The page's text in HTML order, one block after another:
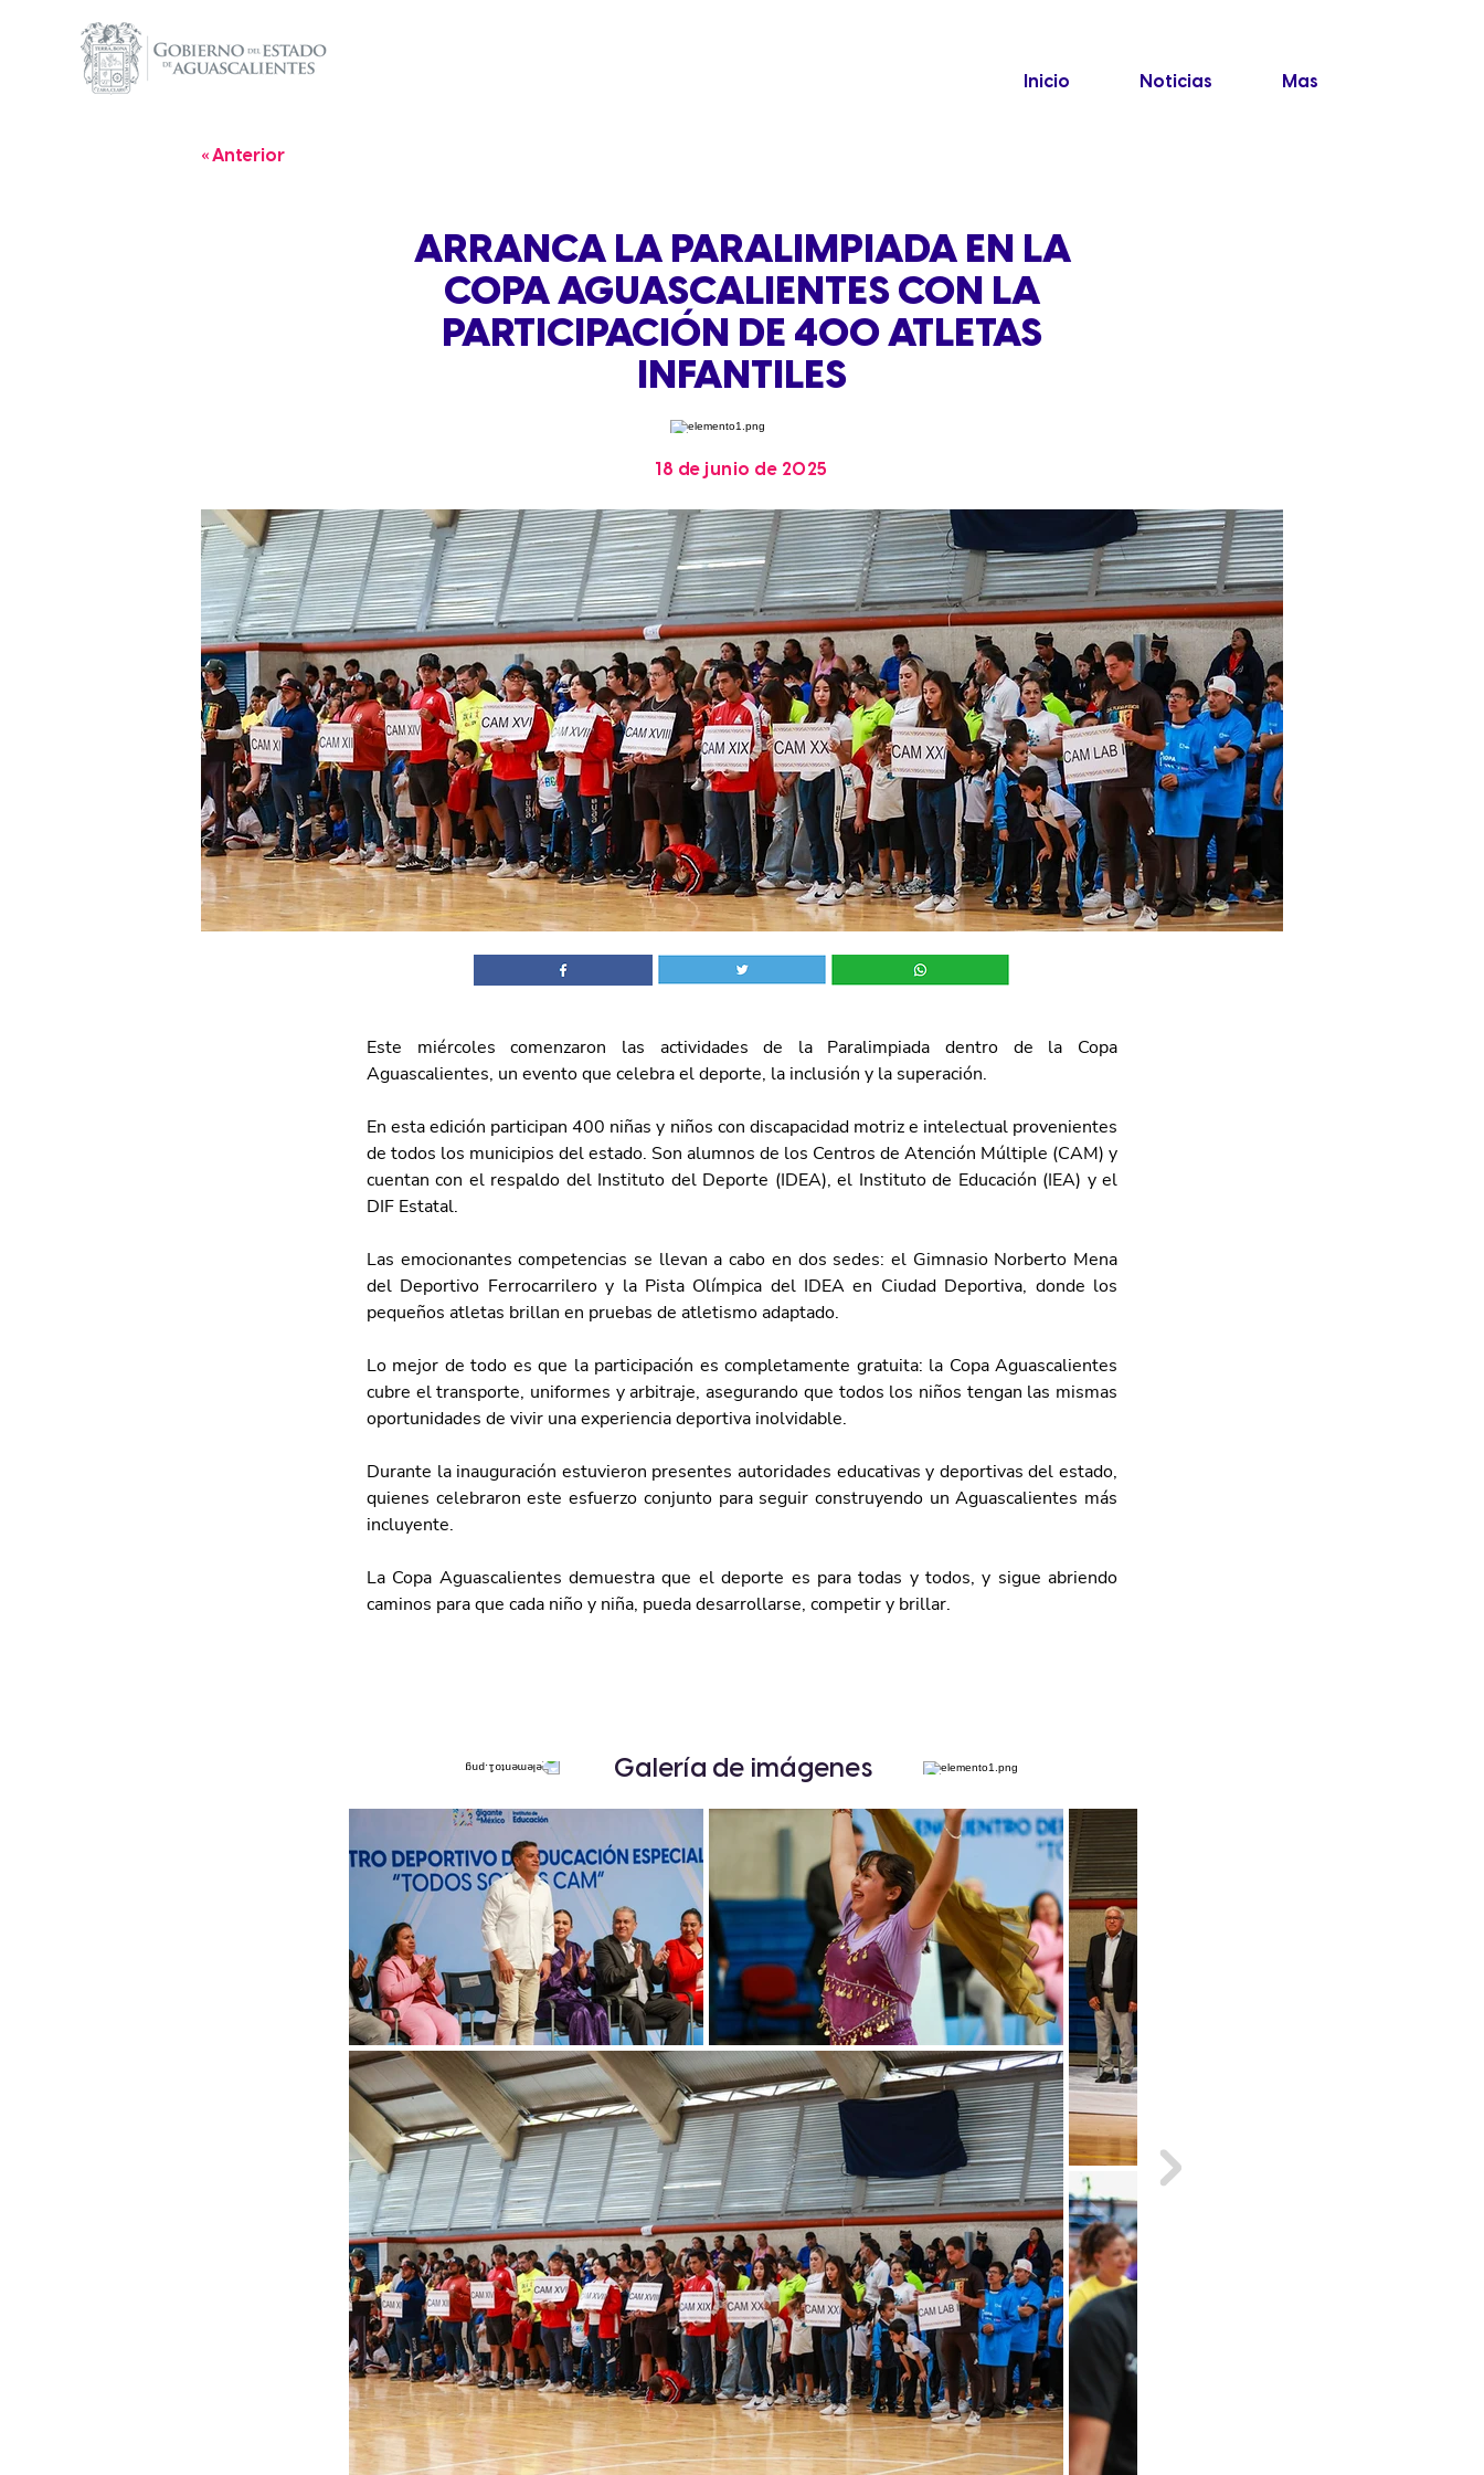
Inicio Noticias Mas
« Anterior
ARRANCA LA PARALIMPIADA EN LA
COPA AGUASCALIENTES CON LA
PARTICIPACIÓN DE 400 ATLETAS
INFANTILES
18 de junio de 2025
Este miércoles comenzaron las actividades de la Paralimpiada dentro de la Copa
Aguascalientes, un evento que celebra el deporte, la inclusión y la superación.
En esta edición participan 400 niñas y niños con discapacidad motriz e intelectual provenientes
de todos los municipios del estado. Son alumnos de los Centros de Atención Múltiple (CAM) y
cuentan con el respaldo del Instituto del Deporte (IDEA), el Instituto de Educación (IEA) y el
DIF Estatal.
Las emocionantes competencias se llevan a cabo en dos sedes: el Gimnasio Norberto Mena
del Deportivo Ferrocarrilero y la Pista Olímpica del IDEA en Ciudad Deportiva, donde los
pequeños atletas brillan en pruebas de atletismo adaptado.
Lo mejor de todo es que la participación es completamente gratuita: la Copa Aguascalientes
cubre el transporte, uniformes y arbitraje, asegurando que todos los niños tengan las mismas
oportunidades de vivir una experiencia deportiva inolvidable.
Durante la inauguración estuvieron presentes autoridades educativas y deportivas del estado,
quienes celebraron este esfuerzo conjunto para seguir construyendo un Aguascalientes más
incluyente.
La Copa Aguascalientes demuestra que el deporte es para todas y todos, y sigue abriendo
caminos para que cada niño y niña, pueda desarrollarse, competir y brillar.
Galería de imágenes